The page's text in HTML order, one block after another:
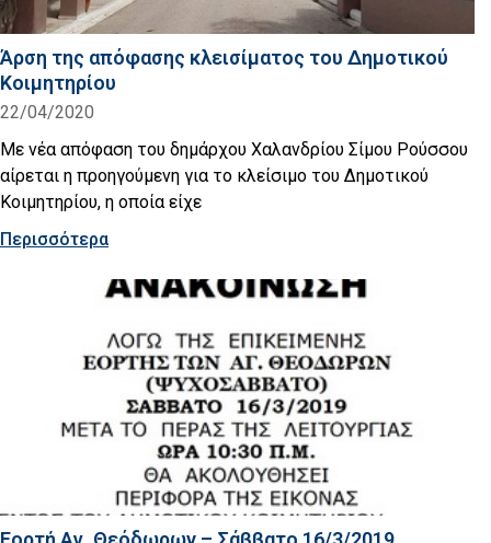
Άρση της απόφασης κλεισίματος του Δημοτικού
Κοιμητηρίου
22/04/2020
Με νέα απόφαση του δημάρχου Χαλανδρίου Σίμου Ρούσσου
αίρεται η προηγούμενη για το κλείσιμο του Δημοτικού
Κοιμητηρίου, η οποία είχε
Περισσότερα